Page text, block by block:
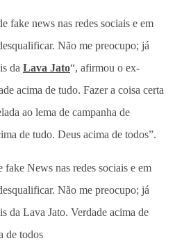
fake news nas redes sociais e em
Não me preocupo; já
da Lava Jato“, afirmou o ex-
acima de tudo. Fazer a coisa certa
ao lema de campanha de
de tudo. Deus acima de todos”.
News nas redes sociais e em
Não me preocupo; já
da Lava Jato. Verdade acima de
de todos